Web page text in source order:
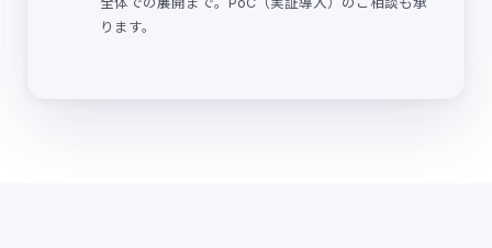
ります。